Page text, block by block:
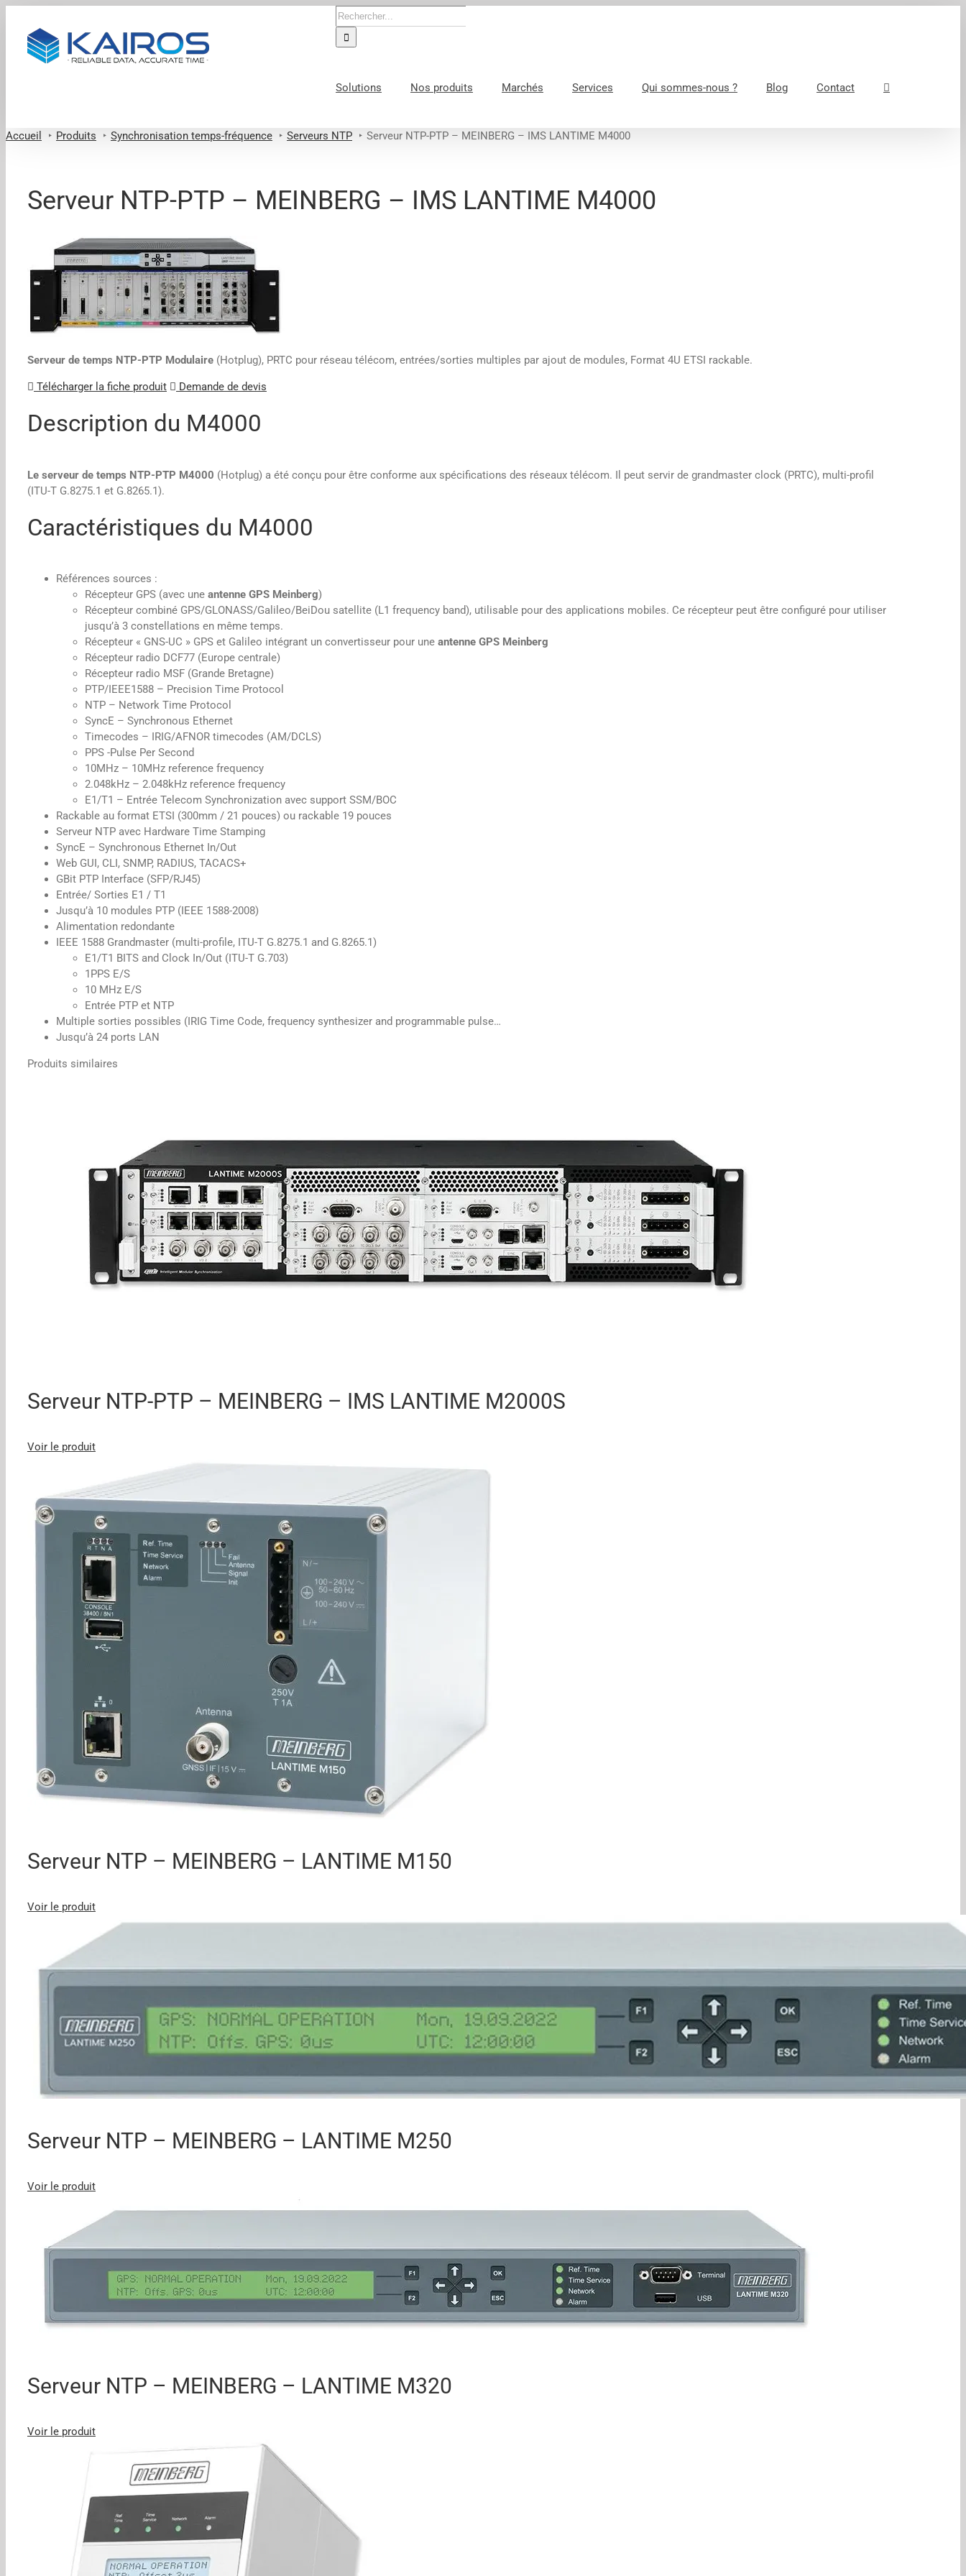
contenu
Rechercher:
Solutions Nos produits Marchés Services Qui sommes-nous ? Blog Contact
Accueil Produits Synchronisation temps-fréquence Serveurs NTP Serveur NTP-PTP – MEINBERG – IMS LANTIME M4000
Serveur NTP-PTP – MEINBERG – IMS LANTIME M4000
Serveur de temps NTP-PTP Modulaire (Hotplug), PRTC pour réseau télécom, entrées/sorties multiples par ajout de modules, Format 4U ETSI rackable.
Télécharger la fiche produit Demande de devis
Description du M4000
Le serveur de temps NTP-PTP M4000 (Hotplug) a été conçu pour être conforme aux spécifications des réseaux télécom. Il peut servir de grandmaster clock (PRTC), multi-profil
(ITU-T G.8275.1 et G.8265.1).
Caractéristiques du M4000
Références sources :
Récepteur GPS (avec une antenne GPS Meinberg)
Récepteur combiné GPS/GLONASS/Galileo/BeiDou satellite (L1 frequency band), utilisable pour des applications mobiles. Ce récepteur peut être configuré pour utiliser
jusqu’à 3 constellations en même temps.
Récepteur « GNS-UC » GPS et Galileo intégrant un convertisseur pour une antenne GPS Meinberg
Récepteur radio DCF77 (Europe centrale)
Récepteur radio MSF (Grande Bretagne)
PTP/IEEE1588 – Precision Time Protocol
NTP – Network Time Protocol
SyncE – Synchronous Ethernet
Timecodes – IRIG/AFNOR timecodes (AM/DCLS)
PPS -Pulse Per Second
10MHz – 10MHz reference frequency
2.048kHz – 2.048kHz reference frequency
E1/T1 – Entrée Telecom Synchronization avec support SSM/BOC
Rackable au format ETSI (300mm / 21 pouces) ou rackable 19 pouces
Serveur NTP avec Hardware Time Stamping
SyncE – Synchronous Ethernet In/Out
Web GUI, CLI, SNMP, RADIUS, TACACS+
GBit PTP Interface (SFP/RJ45)
Entrée/ Sorties E1 / T1
Jusqu’à 10 modules PTP (IEEE 1588-2008)
Alimentation redondante
IEEE 1588 Grandmaster (multi-profile, ITU-T G.8275.1 and G.8265.1)
E1/T1 BITS and Clock In/Out (ITU-T G.703)
1PPS E/S
10 MHz E/S
Entrée PTP et NTP
Multiple sorties possibles (IRIG Time Code, frequency synthesizer and programmable pulse…
Jusqu’à 24 ports LAN
Produits similaires
Serveur NTP-PTP – MEINBERG – IMS LANTIME M2000S
Voir le produit
Serveur NTP – MEINBERG – LANTIME M150
Voir le produit
Serveur NTP – MEINBERG – LANTIME M250
Voir le produit
Serveur NTP – MEINBERG – LANTIME M320
Voir le produit